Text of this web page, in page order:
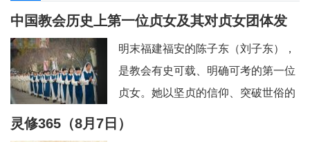
圣方济各的足迹 记忆之窗 解读人生
信仰分享
青年之友
青葱岁月 信仰见证
中国教会历史上第一位贞女及其对贞女团体发
展的深远影响
明末福建福安的陈子东（刘子东），
是教会有史可载、明确可考的第一位
贞女。她以坚贞的信仰、突破世俗的
灵修365（8月7日）